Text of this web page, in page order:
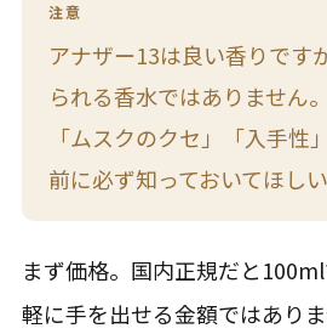
注意
アナザー13は良い香りです
られる香水ではありません
「ムスクのクセ」「入手性
前に必ず知っておいてほし
まず価格。国内正規だと
軽に手を出せる金額ではあり